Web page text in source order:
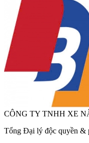
CÔNG TY TNHH XE
Tổng Đại lý độc quyền &